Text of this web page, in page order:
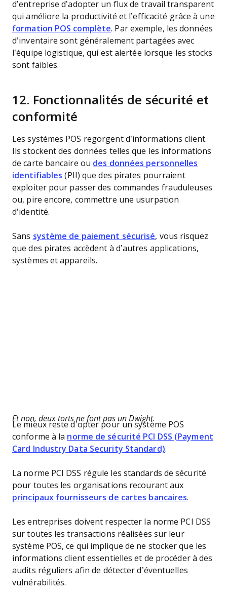
d’entreprise d’adopter un flux de travail transparent
qui améliore la productivité et l’efficacité grâce à une
formation POS complète. Par exemple, les données
d’inventaire sont généralement partagées avec
l’équipe logistique, qui est alertée lorsque les stocks
sont faibles.
12. Fonctionnalités de sécurité et
conformité
Les systèmes POS regorgent d’informations client.
Ils stockent des données telles que les informations
de carte bancaire ou des données personnelles
identifiables (PII) que des pirates pourraient
exploiter pour passer des commandes frauduleuses
ou, pire encore, commettre une usurpation
d’identité.
Sans système de paiement sécurisé, vous risquez
que des pirates accèdent à d’autres applications,
systèmes et appareils.
Et non, deux torts ne font pas un Dwight.
Le mieux reste d’opter pour un système POS
conforme à la norme de sécurité PCI DSS (Payment
Card Industry Data Security Standard).
La norme PCI DSS régule les standards de sécurité
pour toutes les organisations recourant aux
principaux fournisseurs de cartes bancaires.
Les entreprises doivent respecter la norme PCI DSS
sur toutes les transactions réalisées sur leur
système POS, ce qui implique de ne stocker que les
informations client essentielles et de procéder à des
audits réguliers afin de détecter d’éventuelles
vulnérabilités.